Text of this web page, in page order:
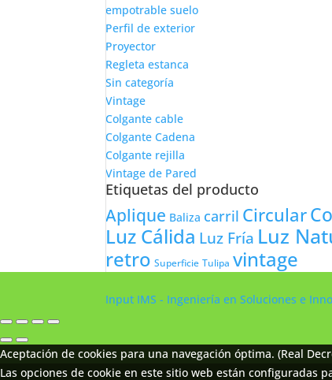
empotrable suelo
Perfil de exterior
Proyector
Regleta estanca
Sin categoría
Vintage
Colgante cable
Colgante Cadena
Colgante rejilla
Vintage de Pared
Etiquetas del producto
Aplique Baliza carril Circular
Luz Cálida Luz Fría Luz
retro Superficie Tulipa vintage
Input IMS - Ingeniería en Soluciones e
Aceptación de cookies para una navegación óptima. (Real
Las opciones de cookie en este sitio web están